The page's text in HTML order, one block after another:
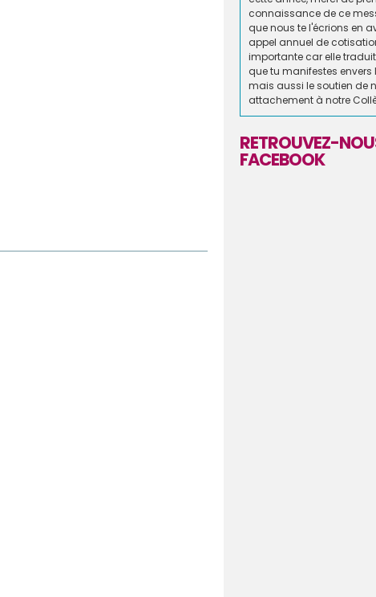
connaissance de ce
que nous te l'écrions en
appel annuel de
importante car elle
que tu manifestes envers
mais aussi le soutien de
attachement à notre
RETROUVEZ-
FACEBOOK